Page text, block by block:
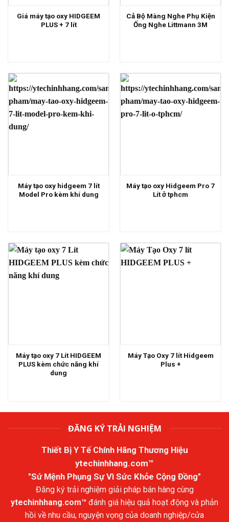
Giá máy tạo oxy HIDGEEM
PLUS + 7 lít
Cả Bộ Màng Nghe Phụ Kiện
Ống Nghe Littmann 3M
Máy tạo oxy hidgeem 7 lít
Model Pro kèm khí dung
Máy tạo oxy Hidgeem Pro 7
Lít ở tphcm
Máy tạo oxy 7 Lít HIDGEEM
PLUS kèm chức năng khí
dung
Máy Tạo Oxy 7 lít Hidgeem
Plus +
ĐĂNG KÝ TRẢI NGHIỆM
Thiết Bị Y Tế Chính Hãng Thương Hiệu
ytechinhhang.com™
"Sứ Mệnh Phụng Sự Vì Sức Khỏe Cộng Đồng"
Đăng ký trải nghiệm giải pháp bán hàng cùng
ytechinhhang.com™ đánh giá hiệu quả hoạt động và phản
hồi về nhu cầu, nguyện vọng của doanh nghiệp/cửa